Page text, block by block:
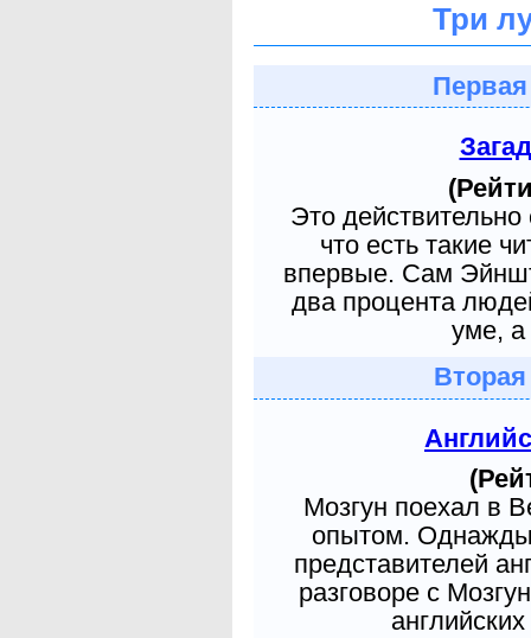
Три
Это
что есть такие
впервые. Сам
два процента
уме, а
Мозгун поехал в
опытом. Однажды
представителей
разговоре с